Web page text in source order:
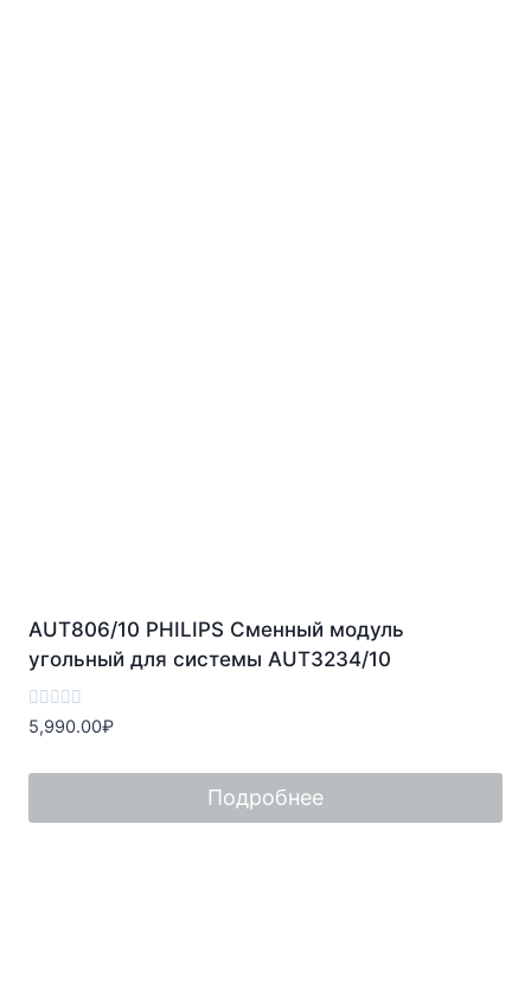
AUT806/10 PHILIPS Сменный модуль
угольный для системы AUT3234/10
Оценка
0
5
5,990.00₽
Подробнее